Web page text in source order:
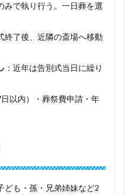
みで執り行う。一日葬を選
終了後、近隣の斎場へ移動
：近年は告別式当日に繰り
日以内）・葬祭費申請・年
ども・孫・兄弟姉妹など2